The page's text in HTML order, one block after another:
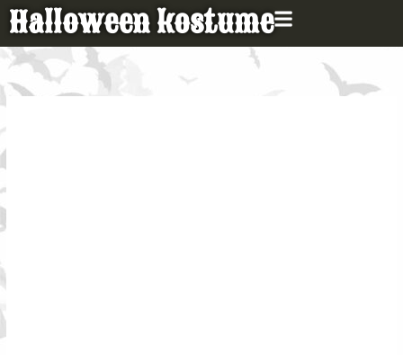
Gå
indholdet
Halloween kostume